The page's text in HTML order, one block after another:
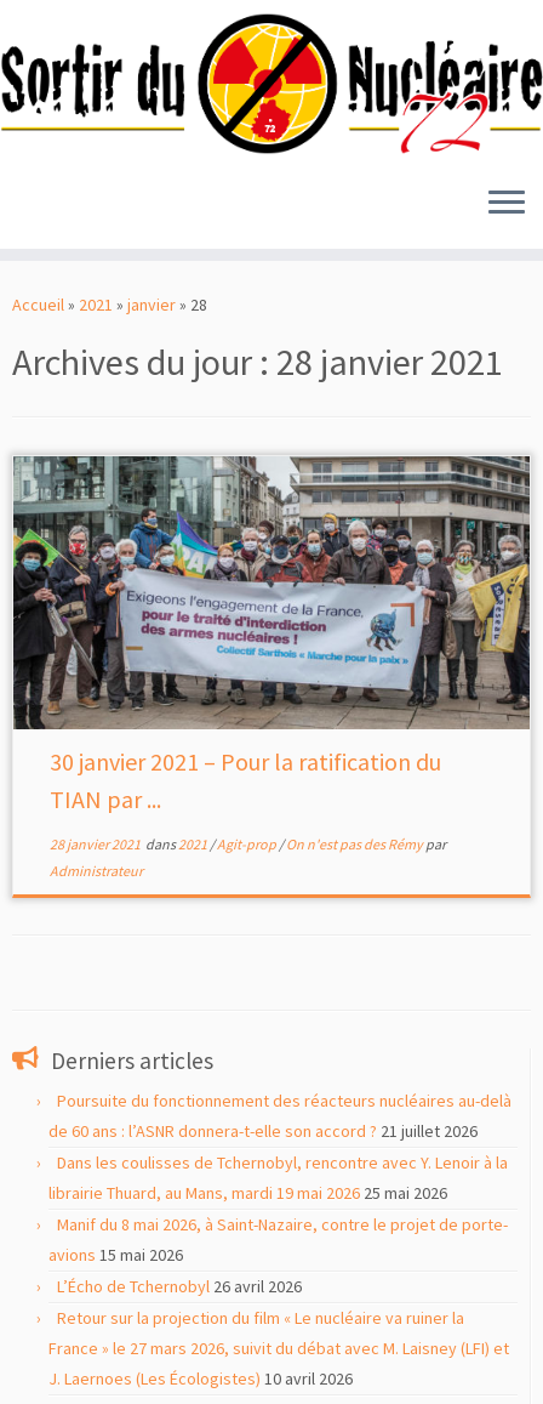
auAccueil» 2021 » janvier» 28
Archives du jour : 28 janvier 2021
30 janvier 2021 – Pour la ratification du
TIAN par ...
28 janvier 2021dans2021 /Agit-prop /On n'est pas des Rémypar
Administrateur
Derniers articles
Poursuite du fonctionnement des réacteurs nucléaires au-delà
de 60 ans : l’ASNR donnera-t-elle son accord ? 21 juillet 2026
Dans les coulisses de Tchernobyl, rencontre avec Y. Lenoir à la
librairie Thuard, au Mans, mardi 19 mai 2026 25 mai 2026
Manif du 8 mai 2026, à Saint-Nazaire, contre le projet de porte-
avions 15 mai 2026
L’Écho de Tchernobyl 26 avril 2026
Retour sur la projection du film « Le nucléaire va ruiner la
France » le 27 mars 2026, suivit du débat avec M. Laisney (LFI) et
J. Laernoes (Les Écologistes) 10 avril 2026